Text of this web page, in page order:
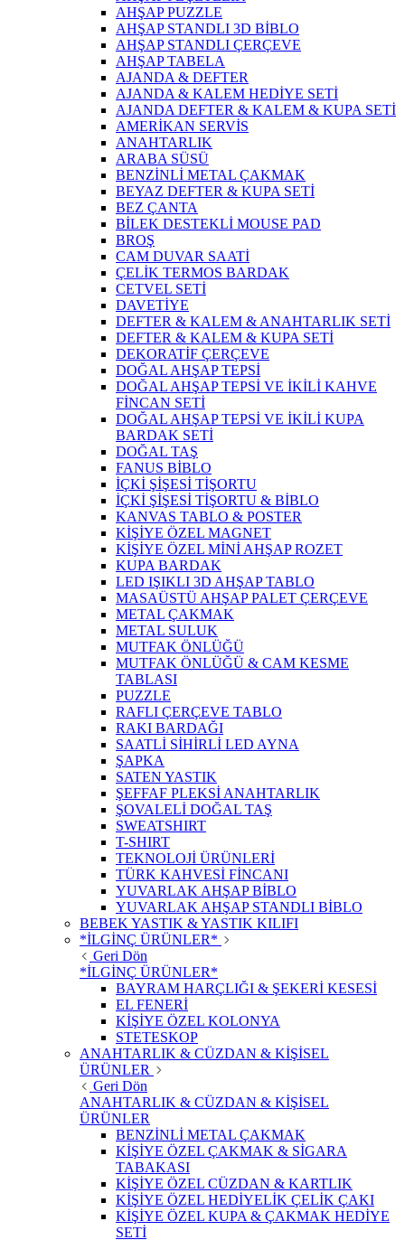
AHŞAP PUZZLE
AHŞAP STANDLI 3D BİBLO
AHŞAP STANDLI ÇERÇEVE
AHŞAP TABELA
AJANDA & DEFTER
AJANDA & KALEM HEDİYE SETİ
AJANDA DEFTER & KALEM & KUPA SETİ
AMERİKAN SERVİS
ANAHTARLIK
ARABA SÜSÜ
BENZİNLİ METAL ÇAKMAK
BEYAZ DEFTER & KUPA SETİ
BEZ ÇANTA
BİLEK DESTEKLİ MOUSE PAD
BROŞ
CAM DUVAR SAATİ
ÇELİK TERMOS BARDAK
CETVEL SETİ
DAVETİYE
DEFTER & KALEM & ANAHTARLIK SETİ
DEFTER & KALEM & KUPA SETİ
DEKORATİF ÇERÇEVE
DOĞAL AHŞAP TEPSİ
DOĞAL AHŞAP TEPSİ VE İKİLİ KAHVE
FİNCAN SETİ
DOĞAL AHŞAP TEPSİ VE İKİLİ KUPA
BARDAK SETİ
DOĞAL TAŞ
FANUS BİBLO
İÇKİ ŞİŞESİ TİŞORTU
İÇKİ ŞİŞESİ TİŞORTU & BİBLO
KANVAS TABLO & POSTER
KİŞİYE ÖZEL MAGNET
KİŞİYE ÖZEL MİNİ AHŞAP ROZET
KUPA BARDAK
LED IŞIKLI 3D AHŞAP TABLO
MASAÜSTÜ AHŞAP PALET ÇERÇEVE
METAL ÇAKMAK
METAL SULUK
MUTFAK ÖNLÜĞÜ
MUTFAK ÖNLÜĞÜ & CAM KESME
TABLASI
PUZZLE
RAFLI ÇERÇEVE TABLO
RAKI BARDAĞI
SAATLİ SİHİRLİ LED AYNA
ŞAPKA
SATEN YASTIK
ŞEFFAF PLEKSİ ANAHTARLIK
ŞOVALELİ DOĞAL TAŞ
SWEATSHIRT
T-SHIRT
TEKNOLOJİ ÜRÜNLERİ
TÜRK KAHVESİ FİNCANI
YUVARLAK AHŞAP BİBLO
YUVARLAK AHŞAP STANDLI BİBLO
BEBEK YASTIK & YASTIK KILIFI
*İLGİNÇ ÜRÜNLER*
Geri Dön
*İLGİNÇ ÜRÜNLER*
BAYRAM HARÇLIĞI & ŞEKERİ KESESİ
EL FENERİ
KİŞİYE ÖZEL KOLONYA
STETESKOP
ANAHTARLIK & CÜZDAN & KİŞİSEL
ÜRÜNLER
Geri Dön
ANAHTARLIK & CÜZDAN & KİŞİSEL
ÜRÜNLER
BENZİNLİ METAL ÇAKMAK
KİŞİYE ÖZEL ÇAKMAK & SİGARA
TABAKASI
KİŞİYE ÖZEL CÜZDAN & KARTLIK
KİŞİYE ÖZEL HEDİYELİK ÇELİK ÇAKI
KİŞİYE ÖZEL KUPA & ÇAKMAK HEDİYE
SETİ